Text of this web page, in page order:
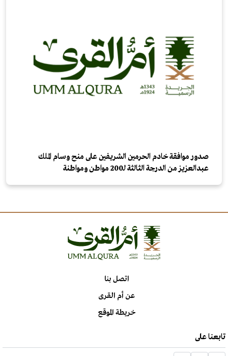
صدور موافقة خادم الحرمين الشريفين على منح وسام الملك
عبدالعزيز من الدرجة الثالثة لـ200 مواطن ومواطنة
اتصل بنا
عن أم القرى
خريطة الموقع
تابعنا على